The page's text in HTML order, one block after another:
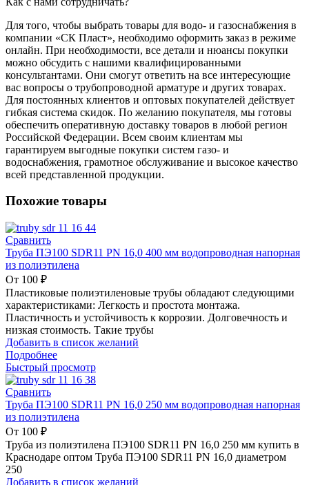
Для того, чтобы выбрать товары для водо- и газоснабжения в
компании «СК Пласт», необходимо оформить заказ в режиме
онлайн. При необходимости, все детали и нюансы покупки
можно обсудить с нашими квалифицированными
консультантами. Они смогут ответить на все интересующие
вас вопросы о трубопроводной арматуре и других товарах.
Для постоянных клиентов и оптовых покупателей действует
гибкая система скидок. По желанию покупателя, мы готовы
обеспечить оперативную доставку товаров в любой регион
Российской Федерации. Всем своим клиентам мы
гарантируем выгодные покупки систем газо- и
водоснабжения, грамотное обслуживание и высокое качество
всей представленной продукции.
Похожие товары
Сравнить
Труба ПЭ100 SDR11 PN 16,0 400 мм водопроводная напорная
из полиэтилена
От 100 ₽
Пластиковые полиэтиленовые трубы обладают следующими
характеристиками: Легкость и простота монтажа.
Пластичность и устойчивость к коррозии. Долговечность и
низкая стоимость. Такие трубы
Добавить в список желаний
Подробнее
Быстрый просмотр
Сравнить
Труба ПЭ100 SDR11 PN 16,0 250 мм водопроводная напорная
из полиэтилена
От 100 ₽
Труба из полиэтилена ПЭ100 SDR11 PN 16,0 250 мм купить в
Краснодаре оптом Труба ПЭ100 SDR11 PN 16,0 диаметром
250
Добавить в список желаний